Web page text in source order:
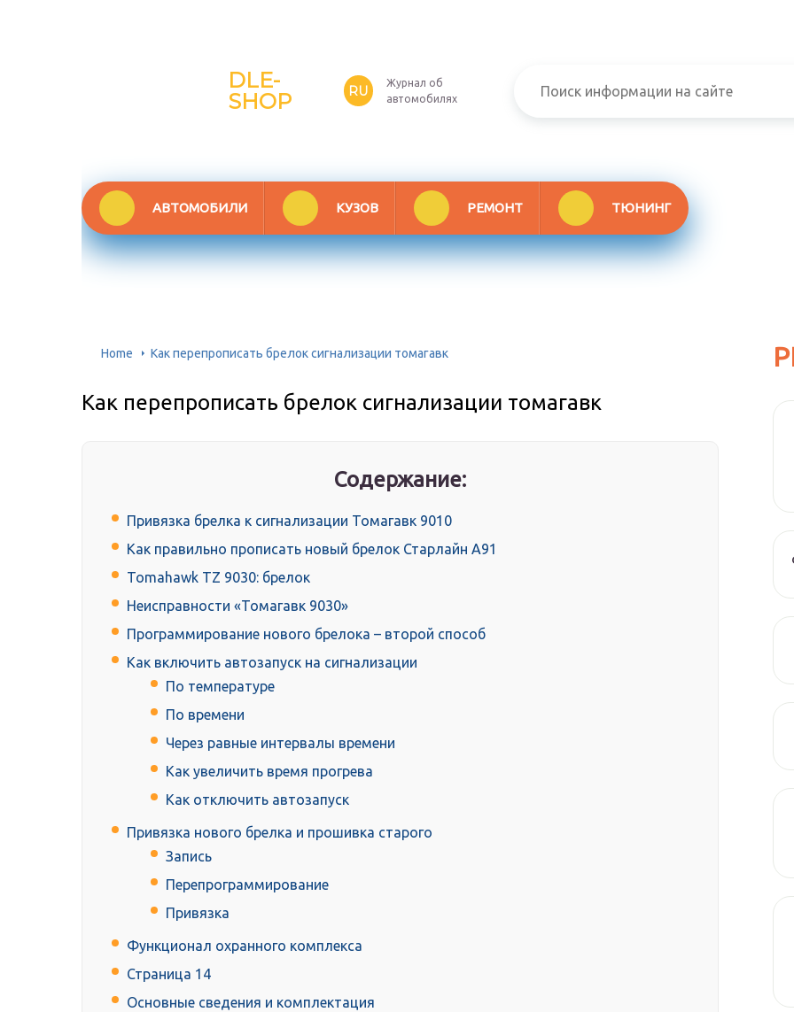
DLE-
SHOP
RU
Журнал об
автомобилях
АВТОМОБИЛИ КУЗОВ РЕМОНТ ТЮНИНГ
Home Как перепрописать брелок сигнализации томагавк
Как перепрописать брелок сигнализации томагавк
Содержание:
Привязка брелка к сигнализации Томагавк 9010
Как правильно прописать новый брелок Старлайн А91
Tomahawk TZ 9030: брелок
Неисправности «Томагавк 9030»
Программирование нового брелока – второй способ
Как включить автозапуск на сигнализации
По температуре
По времени
Через равные интервалы времени
Как увеличить время прогрева
Как отключить автозапуск
Привязка нового брелка и прошивка старого
Запись
Перепрограммирование
Привязка
Функционал охранного комплекса
Страница 14
Основные сведения и комплектация